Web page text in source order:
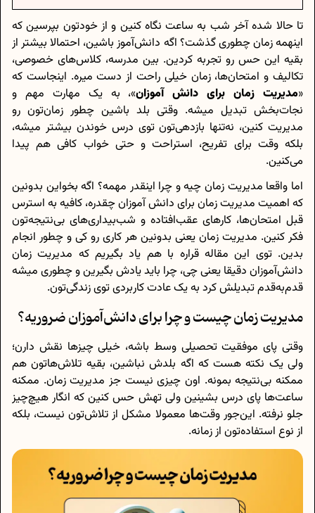
تا حالا شده آخر شب به ساعت نگاه کنین و از خودتون بپرسین که
اینهمه زمان چطوری گذشت؟ اگه دانش‌آموز باشین، احتمالا بیشتر از
بقیه این حس رو تجربه کردین. بین مدرسه، کلاس‌های خصوصی،
تکالیف و امتحان‌ها، زمان خیلی راحت از دست میره. اینجاست که
«مدیریت زمان برای دانش آموزان»، به یک مهارت مهم و
نجات‌بخش تبدیل میشه. وقتی بلد باشین چطور زمان‌تون رو
مدیریت کنین، نه‌تنها بازدهی‌تون توی درس خوندن بیشتر میشه،
بلکه وقت برای تفریح، استراحت و حتی خواب کافی هم پیدا
می‌کنین.
اما واقعا مدیریت زمان چیه و چرا اینقدر مهمه؟ اگه بخواین بدونین
که اهمیت مدیریت زمان برای دانش آموزان چقدره، کافیه به استرس
قبل امتحان‌ها، کارهای عقب‌افتاده و شب‌بیداری‌های بی‌نتیجه‌تون
فکر کنین. مدیریت زمان یعنی بدونین هر کاری رو کی و چطور انجام
بدین. توی این مقاله قراره با هم یاد بگیریم که مدیریت زمان
دانش‌آموزان دقیقا یعنی چی، چرا باید یادش بگیرین و چطوری میشه
قدم‌به‌قدم تبدیلش کرد به یک عادت کاربردی توی زندگی‌تون.
مدیریت زمان چیست و چرا برای دانش‌آموزان ضروریه؟
وقتی پای موفقیت تحصیلی وسط باشه، خیلی چیزها نقش دارن؛
ولی یک نکته هست که اگه بلدش نباشین، بقیه تلاش‌هاتون هم
ممکنه بی‌نتیجه بمونه. اون چیزی نیست جز مدیریت زمان. ممکنه
ساعت‌ها پای درس بشینین ولی تهش حس کنین که انگار هیچ‌چیز
جلو نرفته. این‌جور وقت‌ها معمولا مشکل از تلاش‌تون نیست، بلکه
از نوع استفاده‌تون از زمانه.